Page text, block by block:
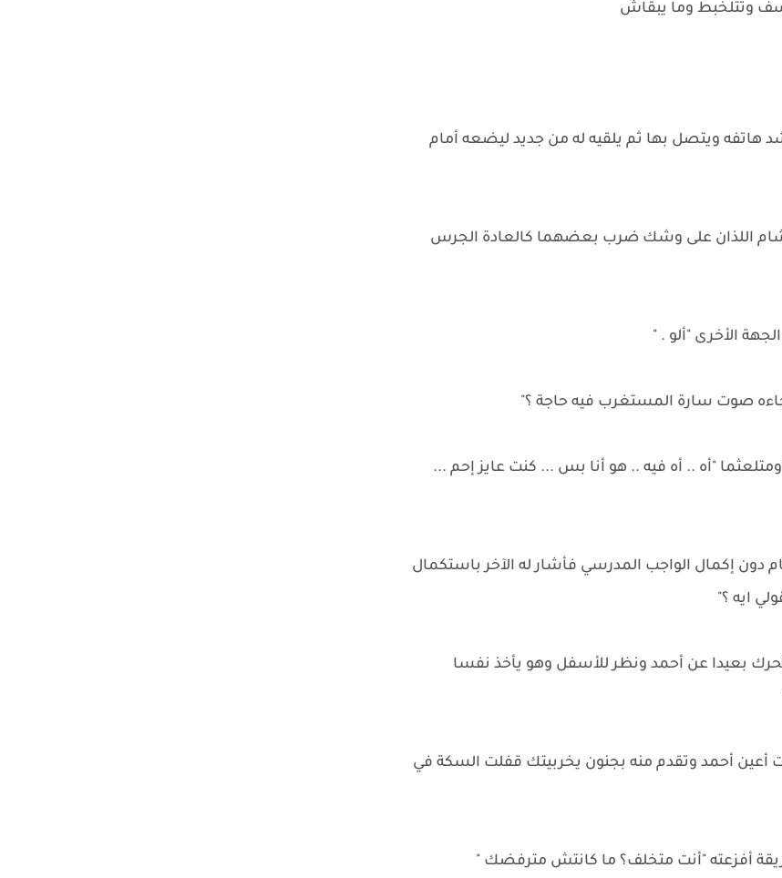
وتتلخبط وما يبقاش
هاتفه ويتصل بها ثم يلقيه له من جديد ليضعه أمام
اللذان على وشك ضرب بعضهما كالعادة الجرس
الأخرى "ألو . "
صوت سارة المستغرب فيه حاجة ؟"
"أه .. أه فيه .. هو أنا بس ... كنت عايز إحم ...
دون إكمال الواجب المدرسي فأشار له الآخر باستكمال
ايه ؟"
بعيدا عن أحمد ونظر للأسفل وهو يأخذ نفسا
أعين أحمد وتقدم منه بجنون يخربيتك قفلت السكة في
أفزعته "أنت متخلف؟ ما كانتش مترفضك "